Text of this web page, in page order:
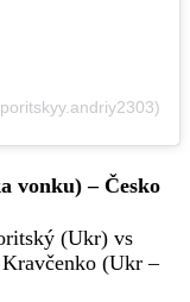
vonku) – Česko
(Ukr) vs
(Ukr –